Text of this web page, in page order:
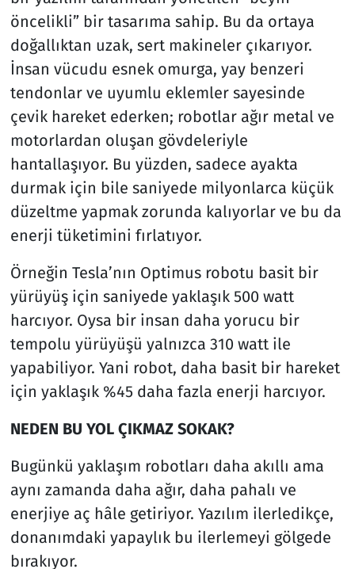
öncelikli” bir tasarıma sahip. Bu da ortaya
doğallıktan uzak, sert makineler çıkarıyor.
İnsan vücudu esnek omurga, yay benzeri
tendonlar ve uyumlu eklemler sayesinde
çevik hareket ederken; robotlar ağır metal ve
motorlardan oluşan gövdeleriyle
hantallaşıyor. Bu yüzden, sadece ayakta
durmak için bile saniyede milyonlarca küçük
düzeltme yapmak zorunda kalıyorlar ve bu da
enerji tüketimini fırlatıyor.
Örneğin Tesla’nın Optimus robotu basit bir
yürüyüş için saniyede yaklaşık 500 watt
harcıyor. Oysa bir insan daha yorucu bir
tempolu yürüyüşü yalnızca 310 watt ile
yapabiliyor. Yani robot, daha basit bir hareket
için yaklaşık %45 daha fazla enerji harcıyor.
NEDEN BU YOL ÇIKMAZ SOKAK?
Bugünkü yaklaşım robotları daha akıllı ama
aynı zamanda daha ağır, daha pahalı ve
enerjiye aç hâle getiriyor. Yazılım ilerledikçe,
donanımdaki yapaylık bu ilerlemeyi gölgede
bırakıyor.